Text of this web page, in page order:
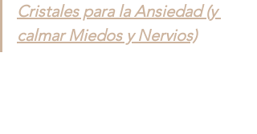
Cristales para la Ansiedad (y
calmar Miedos y Nervios)